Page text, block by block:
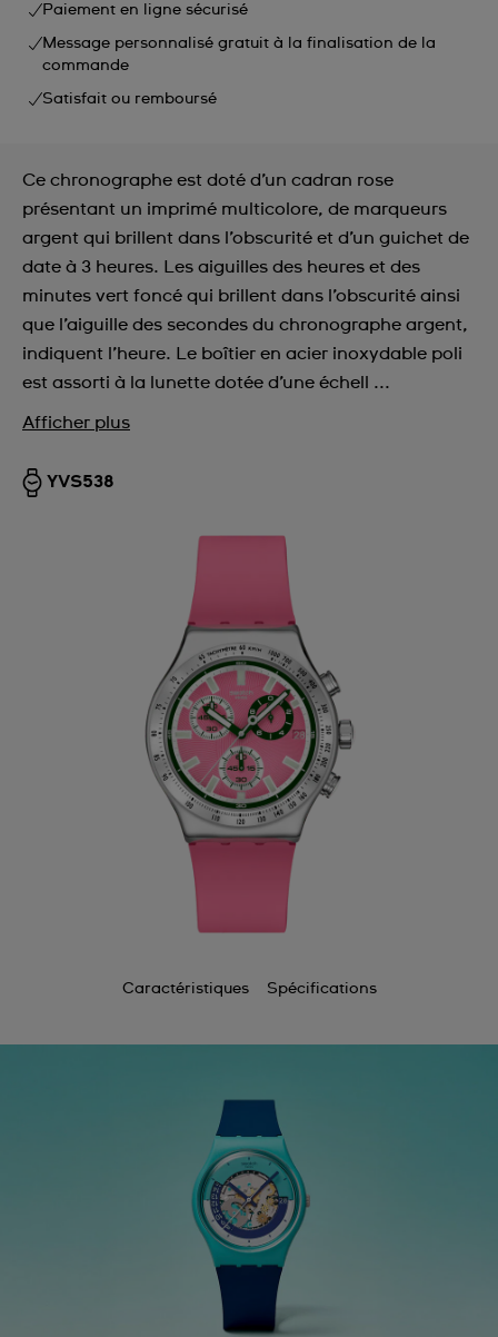
Paiement en ligne sécurisé
Message personnalisé gratuit à la finalisation de la
commande
Satisfait ou remboursé
Ce chronographe est doté d’un cadran rose
présentant un imprimé multicolore, de marqueurs
argent qui brillent dans l’obscurité et d’un guichet de
date à 3 heures. Les aiguilles des heures et des
minutes vert foncé qui brillent dans l’obscurité ainsi
que l’aiguille des secondes du chronographe argent,
indiquent l’heure. Le boîtier en acier inoxydable poli
est assorti à la lunette dotée d’une échell ...
Afficher plus
YVS538
Caractéristiques Spécifications